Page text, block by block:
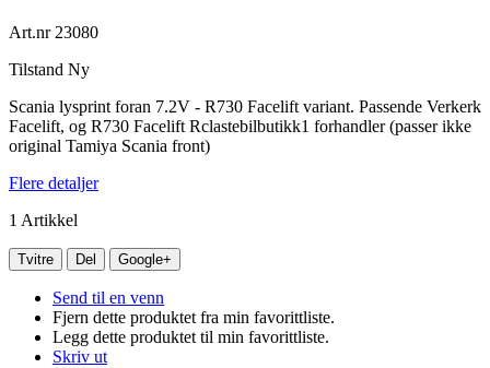
Art.nr 23080
Tilstand Ny
Scania lysprint foran 7.2V - R730 Facelift variant. Passende Verkerk
Facelift, og R730 Facelift Rclastebilbutikk1 forhandler (passer ikke
original Tamiya Scania front)
Flere detaljer
1 Artikkel
Tvitre Del Google+
Send til en venn
Fjern dette produktet fra min favorittliste.
Legg dette produktet til min favorittliste.
Skriv ut